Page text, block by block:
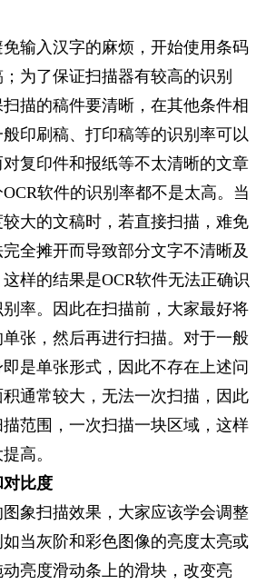
输入汉字的麻烦，开始使用条码
为了保证扫描器有较高的识别
描的稿件要清晰，在其他条件相
印刷稿、打印稿等的识别率可以
复印件和报纸等不太清晰的文章
软件的识别率都不是太高。当
大的文稿时，若直接扫描，难免
全摊开而导致部分文字不清晰及
样的结果是OCR软件无法正确识
率。因此在扫描前，大家最好将
张，然后再进行扫描。对于一般
是单张形式，因此不存在上述问
通常较大，无法一次扫描，因此
范围，一次扫描一块区域，这样
高。
比度
象扫描效果，大家应该学会调整
当灰阶和彩色图像的亮度太亮或
亮度滑动条上的滑块，改变亮